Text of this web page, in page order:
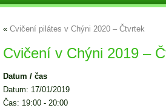
« Cvičení pilátes v Chýni 2020 – Čtvrtek
Cvičení v Chýni 2019 –
Datum / čas
Datum: 17/01/2019
Čas: 19:00 - 20:00